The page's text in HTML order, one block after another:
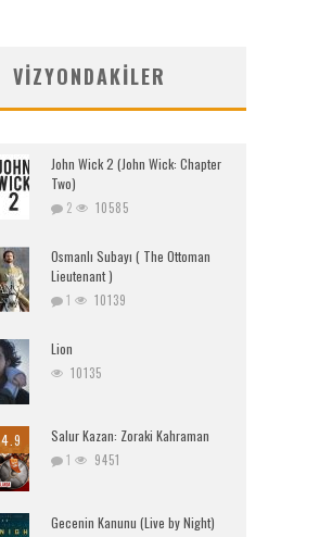
VIZYONDAKILER
John Wick 2 (John Wick: Chapter
Two)
2 10585
Osmanlı Subayı ( The Ottoman
Lieutenant )
1 10139
Lion
10135
4.9 Salur Kazan: Zoraki Kahraman
1 9451
Gecenin Kanunu (Live by Night)